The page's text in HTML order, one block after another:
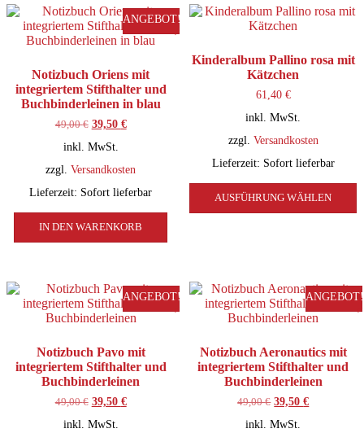
Die
Optionen
können
ANGEBOT!
Notizbuch Oriens mit
integriertem Stifthalter und
Buchbinderleinen in blau
49,00€ Ursprünglicher
war:
49,00 €
39,50 €Aktueller
inkl. MwSt.
zzgl.Versandkosten
Lieferzeit: Sofort lieferbar
IN DEN WARENKORB
Kinderalbum Pallino rosa mit
Kätzchen
61,40 €
inkl. MwSt.
zzgl. Versandkosten
Lieferzeit: Sofort lieferbar
AUSFÜHRUNG WÄHLEN
ANGEBOT!
Notizbuch Pavo mit
integriertem Stifthalter und
Buchbinderleinen
49,00€ Ursprünglicher
war:
39,50 €Aktueller
inkl. MwSt.
ANGEBOT!
Notizbuch Aeronautics mit
integriertem Stifthalter und
Buchbinderleinen
49,00€ Ursprünglicher
war:
39,50€
inkl. MwSt.